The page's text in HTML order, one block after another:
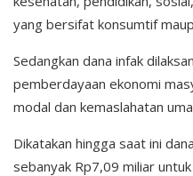
yang bersifat konsumtif
Sedangkan dana infak
pemberdayaan ekonomi
modal dan kemaslahatan
Dikatakan hingga saat ini
sebanyak Rp7,09 miliar